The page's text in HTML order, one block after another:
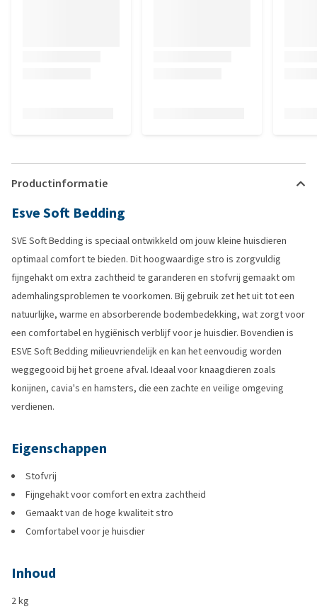
Productinformatie
Esve Soft Bedding
SVE Soft Bedding is speciaal ontwikkeld om jouw kleine huisdieren
optimaal comfort te bieden. Dit hoogwaardige stro is zorgvuldig
fijngehakt om extra zachtheid te garanderen en stofvrij gemaakt om
ademhalingsproblemen te voorkomen. Bij gebruik zet het uit tot een
natuurlijke, warme en absorberende bodembedekking, wat zorgt voor
een comfortabel en hygiënisch verblijf voor je huisdier. Bovendien is
ESVE Soft Bedding milieuvriendelijk en kan het eenvoudig worden
weggegooid bij het groene afval. Ideaal voor knaagdieren zoals
konijnen, cavia's en hamsters, die een zachte en veilige omgeving
verdienen.
Eigenschappen
Stofvrij
Fijngehakt voor comfort en extra zachtheid
Gemaakt van de hoge kwaliteit stro
Comfortabel voor je huisdier
Inhoud
2 kg